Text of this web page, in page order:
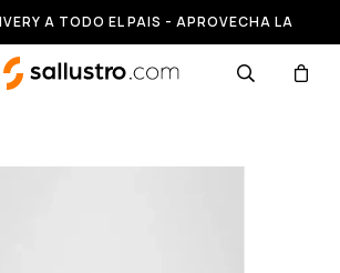
A TODO EL PAIS - APROVECHA LA
RUNNING HASTA 50% OFF